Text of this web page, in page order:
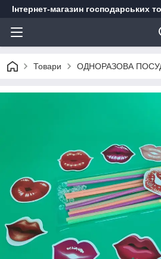
Інтернет-магазин господарських
Товари ОДНОРАЗОВА